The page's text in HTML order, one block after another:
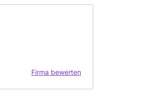
Firma bewerten